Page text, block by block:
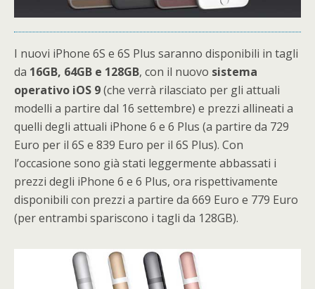
I nuovi iPhone 6S e 6S Plus saranno disponibili in tagli
da 16GB, 64GB e 128GB, con il nuovo sistema
operativo iOS 9(che verrà rilasciato per gli attuali
modelli a partire dal 16 settembre) e prezzi allineati a
quelli degli attuali iPhone 6 e 6 Plus (a partire da 729
Euro per il 6S e 839 Euro per il 6S Plus). Con
l’occasione sono già stati leggermente abbassati i
prezzi degli iPhone 6 e 6 Plus, ora rispettivamente
disponibili con prezzi a partire da 669 Euro e 779 Euro
(per entrambi spariscono i tagli da 128GB).